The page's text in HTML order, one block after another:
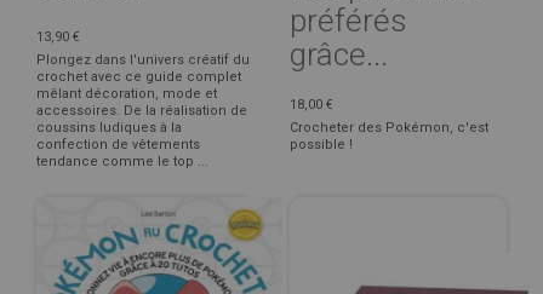
13,90 €
Plongez dans l'univers créatif du
crochet avec ce guide complet
mêlant décoration, mode et
accessoires. De la réalisation de
coussins ludiques à la
confection de vêtements
tendance comme le top ...
préférés
grâce...
18,00 €
Crocheter des Pokémon, c'est
possible !